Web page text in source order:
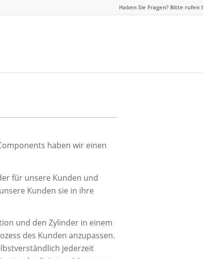
Haben Sie Fragen? Bitte rufen
haben wir einen
für unsere Kunden und
Kunden sie in ihre
und den Zylinder in einem
des Kunden anzupassen.
jederzeit